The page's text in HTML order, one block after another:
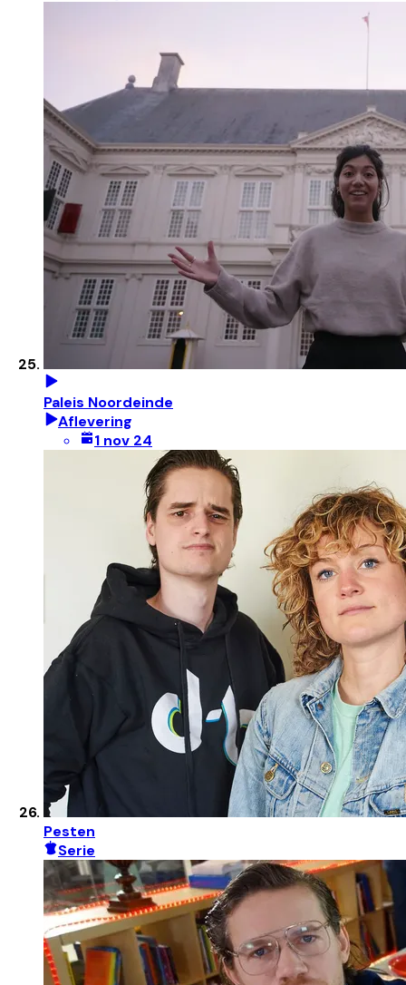
Paleis Noordeinde
Aflevering
1 nov 24
Pesten
Serie